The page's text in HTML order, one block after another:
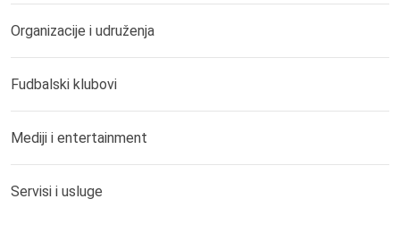
Organizacije i udruženja
Fudbalski klubovi
Mediji i entertainment
Servisi i usluge